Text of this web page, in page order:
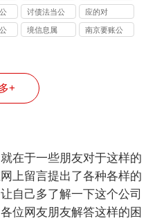
抽
逃债的 3 种
合法手段详
解
务所的区
别：债务追
讨该选哪类
司
讨债法当公
司
应的对
境信息属
南京要账公
+
在于一些朋友对于这样的
上留言提出了各种各样的
自己多了解一下这个公司
位网友朋友解答这样的困